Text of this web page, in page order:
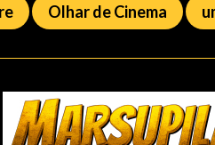
Olhar de Cinema